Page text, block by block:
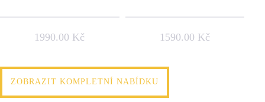
1990.00 Kč 1590.00 Kč
ZOBRAZIT KOMPLETNÍ NABÍDKU